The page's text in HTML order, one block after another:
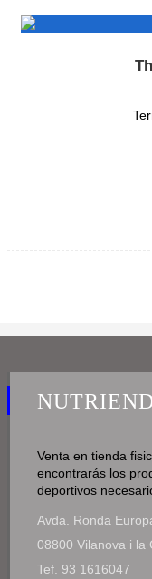
Venta en tienda
encontrarás los
deportivos
Avda. Ronda
08800 Vilanova i
Tef. 93 1616047